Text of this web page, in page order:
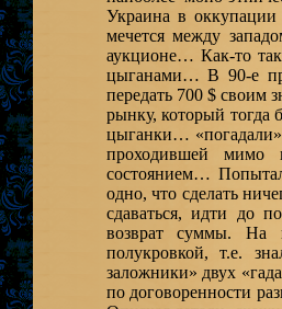
Украина в
мечется между
аукционе… Как-то
цыганами… В 90-е
передать 700 $ своим
рынку, который
цыганки…
проходившей мимо
состоянием…
одно, что сделать
сдаваться, идти до
возврат суммы. На
полукровкой, т.е.
заложники» двух
по договоренности